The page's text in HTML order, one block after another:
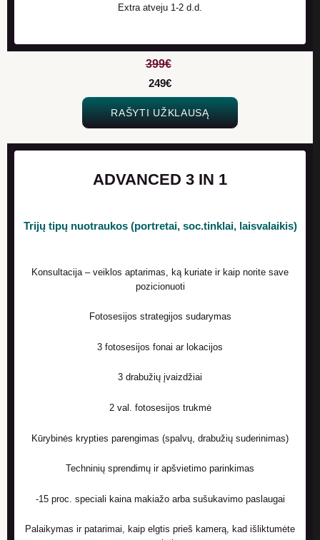
Extra atveju 1-2 d.d.
399€
249€
RAŠYTI UŽKLAUSĄ
ADVANCED 3 IN 1
Trijų tipų nuotraukos (portretai, soc.tinklai, laisvalaikis)
Konsultacija – veiklos aptarimas, ką kuriate ir kaip norite save
pozicionuoti
Fotosesijos strategijos sudarymas
3 fotosesijos fonai ar lokacijos
3 drabužių įvaizdžiai
2 val. fotosesijos trukmė
Kūrybinės krypties parengimas (spalvų, drabužių suderinimas)
Techninių sprendimų ir apšvietimo parinkimas
-15 proc. speciali kaina makiažo arba sušukavimo paslaugai
Palaikymas ir patarimai, kaip elgtis prieš kamerą, kad išliktumėte